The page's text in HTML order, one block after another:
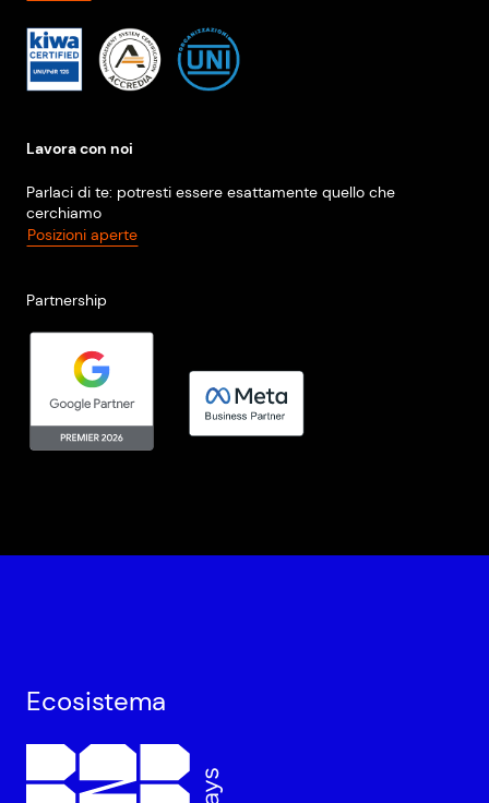
Lavora con noi
Parlaci di te: potresti essere esattamente quello che
cerchiamo
Posizioni aperte
Partnership
Ecosistema